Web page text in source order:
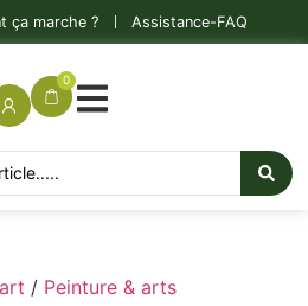
ça marche ? Assistance-FAQ
0
/ Peinture & arts